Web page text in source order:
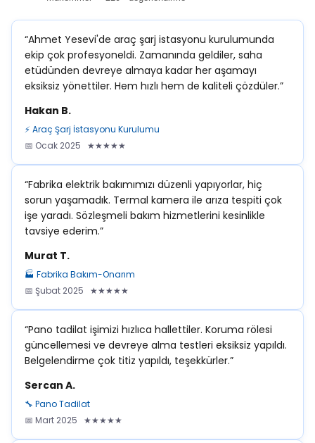
“Ahmet Yesevi'de araç şarj istasyonu kurulumunda
ekip çok profesyoneldi. Zamanında geldiler, saha
etüdünden devreye almaya kadar her aşamayı
eksiksiz yönettiler. Hem hızlı hem de kaliteli çözdüler.”
Hakan B.
⚡ Araç Şarj İstasyonu Kurulumu
📅 Ocak 2025 ★★★★★
“Fabrika elektrik bakımımızı düzenli yapıyorlar, hiç
sorun yaşamadık. Termal kamera ile arıza tespiti çok
işe yaradı. Sözleşmeli bakım hizmetlerini kesinlikle
tavsiye ederim.”
Murat T.
🏭 Fabrika Bakım-Onarım
📅 Şubat 2025 ★★★★★
“Pano tadilat işimizi hızlıca hallettiler. Koruma rölesi
güncellemesi ve devreye alma testleri eksiksiz yapıldı.
Belgelendirme çok titiz yapıldı, teşekkürler.”
Sercan A.
🔧 Pano Tadilat
📅 Mart 2025 ★★★★★